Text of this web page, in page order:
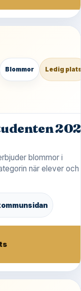
Blommor Ledig
blommor i
när elever och